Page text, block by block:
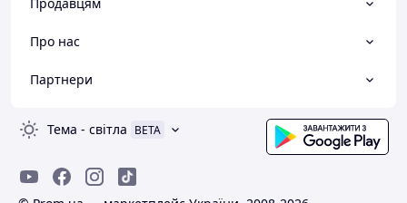
Про нас
Партнери
Тема - світла BETA